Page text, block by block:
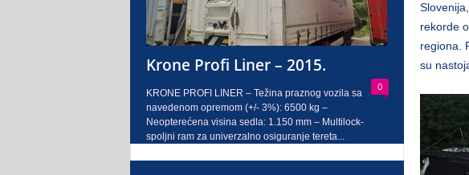
j
o
rekorde
regiona.
su
Krone Profi Liner – 2015.
0
KRONE PROFI LINER – Težina praznog vozila sa
navedenom opremom (+/- 3%): 6500 kg –
Neopterećena visina sedla: 1.150 mm – Multilock-
spoljni ram za univerzalno osiguranje tereta...